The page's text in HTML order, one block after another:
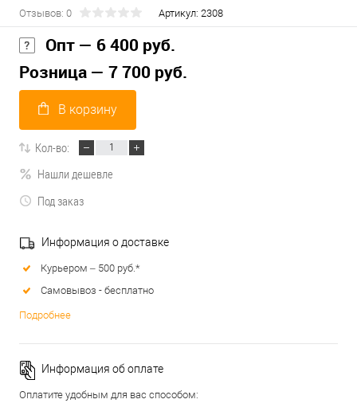
Отзывов: 0 Артикул: 2308
Опт — 6 400 руб.
Розница — 7 700 руб.
В корзину
Кол-во:
Нашли дешевле
Под заказ
Информация о доставке
Курьером – 500 руб.*
Самовывоз - бесплатно
Подробнее
Информация об оплате
Оплатите удобным для вас способом: